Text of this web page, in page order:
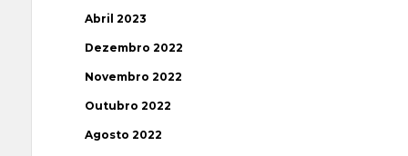
Abril 2023
Dezembro 2022
Novembro 2022
Outubro 2022
Agosto 2022